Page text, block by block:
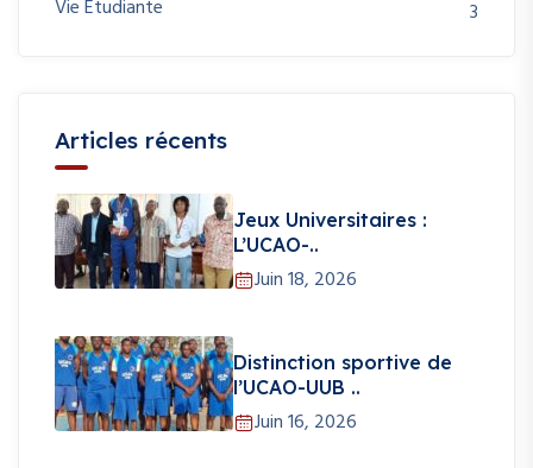
Vie Etudiante 3
Articles récents
Jeux Universitaires :
L’UCAO-..
Juin 18, 2026
Distinction sportive de
l’UCAO-UUB ..
Juin 16, 2026